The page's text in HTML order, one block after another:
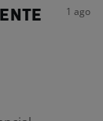
1 ago